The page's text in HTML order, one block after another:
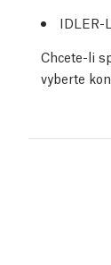
IDLER-
Chcete-li
vyberte